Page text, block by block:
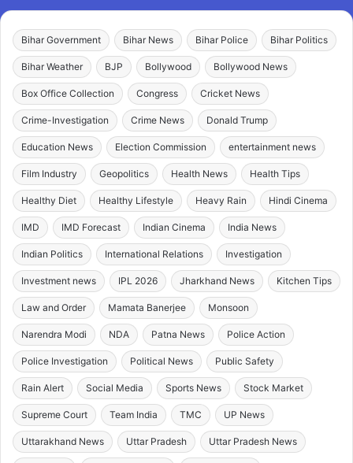
Bihar Government Bihar News Bihar Police Bihar Politics
Bihar Weather BJP Bollywood Bollywood News
Box Office Collection Congress Cricket News
Crime-Investigation Crime News Donald Trump
Education News Election Commission entertainment news
Film Industry Geopolitics Health News Health Tips
Healthy Diet Healthy Lifestyle Heavy Rain Hindi Cinema
IMD IMD Forecast Indian Cinema India News
Indian Politics International Relations Investigation
Investment news IPL 2026 Jharkhand News Kitchen Tips
Law and Order Mamata Banerjee Monsoon
Narendra Modi NDA Patna News Police Action
Police Investigation Political News Public Safety
Rain Alert Social Media Sports News Stock Market
Supreme Court Team India TMC UP News
Uttarakhand News Uttar Pradesh Uttar Pradesh News